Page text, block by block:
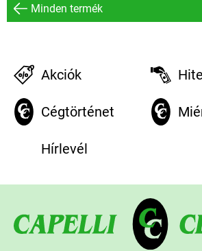
Minden termék
Akciók
Cégtörténet
Hírlevél